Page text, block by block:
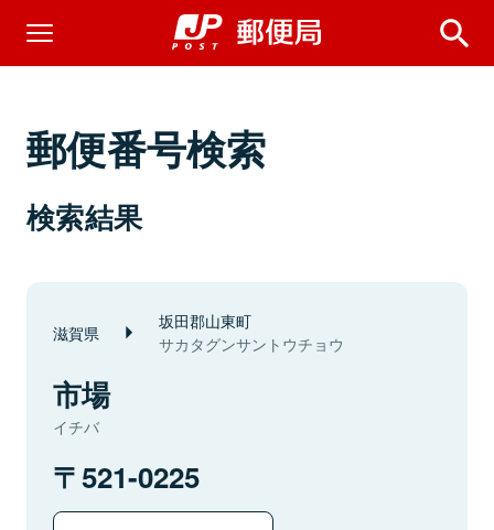
郵便番号検索
検索結果
滋賀県 坂田郡山東町
サカタグンサントウチョウ
市場
イチバ
521-0225